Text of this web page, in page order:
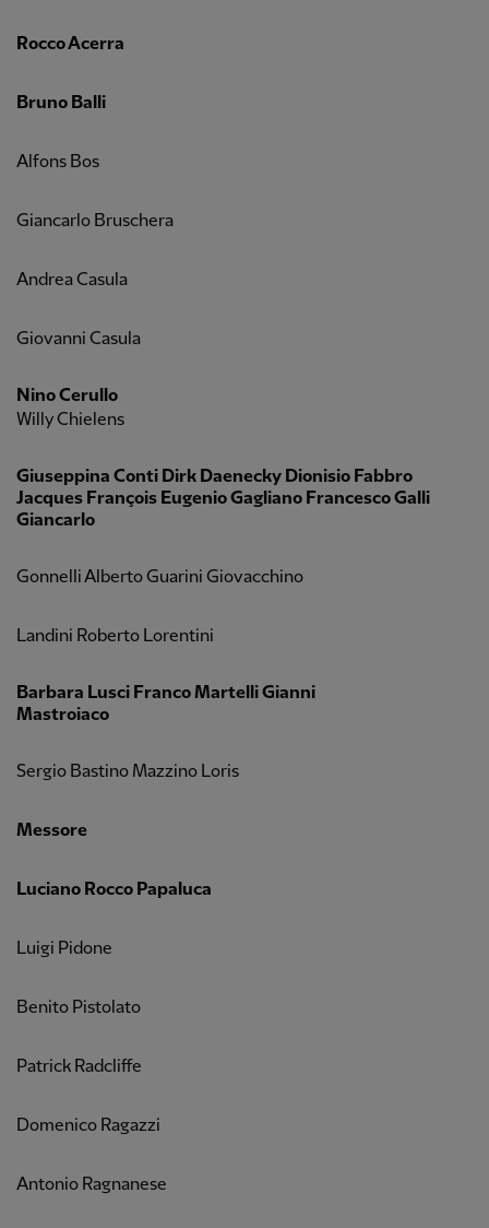
Rocco Acerra
Bruno Balli
Alfons Bos
Giancarlo Bruschera
Andrea Casula
Giovanni Casula
Nino Cerullo
Willy Chielens
Giuseppina Conti Dirk Daenecky Dionisio Fabbro
Jacques François Eugenio Gagliano Francesco Galli
Giancarlo
Gonnelli Alberto Guarini Giovacchino
Landini Roberto Lorentini
Barbara Lusci Franco Martelli Gianni
Mastroiaco
Sergio Bastino Mazzino Loris
Messore
Luciano Rocco Papaluca
Luigi Pidone
Benito Pistolato
Patrick Radcliffe
Domenico Ragazzi
Antonio Ragnanese